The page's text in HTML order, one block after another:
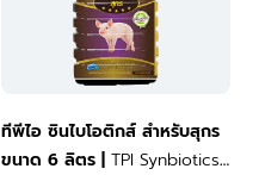
ทีพีไอ ซินไบโอติกส์ สำหรับสุกร
ขนาด 6 ลิตร
TPI Synbiotics